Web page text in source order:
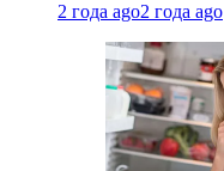
2 года ago2 года ago